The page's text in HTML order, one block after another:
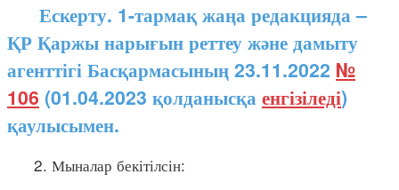
Ескерту. 1-тармақ жаңа редакцияда –
ҚР Қаржы нарығын реттеу және дамыту
агенттігі Басқармасының 23.11.2022 №
106 (01.04.2023 қолданысқа енгізіледі)
қаулысымен.
2. Мыналар бекітілсін: